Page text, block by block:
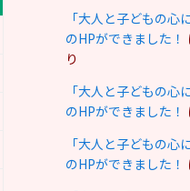
「大人と子どもの心
のHPができました！
り
「大人と子どもの心
のHPができました！
「大人と子どもの心
のHPができました！